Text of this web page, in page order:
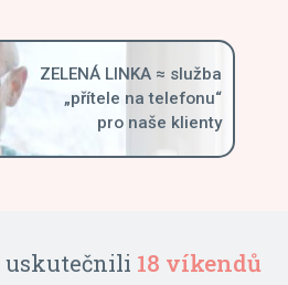
ZELENÁ LINKA ≈ služba
„přítele na telefonu“
pro naše klienty
uskutečnili 18 víkendů
14 zaměstnanců
157
prezentujeme na
Koalice Nevládek
17 dětskými domovy
Burzy
pro pěstouny
do roku 1995